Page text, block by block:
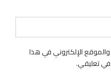
الإلكتروني في هذا
في تعليقي.